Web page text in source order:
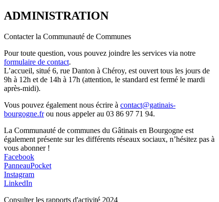
ADMINISTRATION
Contacter la Communauté de Communes
Pour toute question, vous pouvez joindre les services via notre
formulaire de contact.
L’accueil, situé 6, rue Danton à Chéroy, est ouvert tous les jours de
9h à 12h et de 14h à 17h (attention, le standard est fermé le mardi
après-midi).
Vous pouvez également nous écrire à contact@gatinais-
bourgogne.frou nous appeler au 03 86 97 71 94.
La Communauté de communes du Gâtinais en Bourgogne est
également présente sur les différents réseaux sociaux, n’hésitez pas à
vous abonner !
Facebook
PanneauPocket
Instagram
LinkedIn
Consulter les rapports d'activité 2024